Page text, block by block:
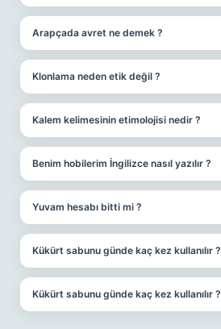
Arapçada avret ne demek ?
Klonlama neden etik değil ?
Kalem kelimesinin etimolojisi nedir ?
Benim hobilerim İngilizce nasıl yazılır ?
Yuvam hesabı bitti mi ?
Kükürt sabunu günde kaç kez kullanılır ?
Kükürt sabunu günde kaç kez kullanılır ?